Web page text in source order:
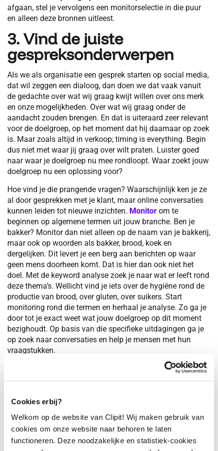
Cookies erbij?
Welkom op de website van Clipit! Wij maken gebruik van
cookies om onze website naar behoren te laten
functioneren. Deze noodzakelijke en statistiek-cookies
afgaan, stel je vervolgens een monitorselectie in die puur
en alleen deze bronnen uitleest.
3. Vind de juiste
gespreksonderwerpen
Als we als organisatie een gesprek starten op social media,
dat wil zeggen een dialoog, dan doen we dat vaak vanuit
de gedachte over wat wij graag kwijt willen over ons merk
en onze mogelijkheden. Over wat wij graag onder de
aandacht zouden brengen. En dat is uiteraard zeer relevant
voor de doelgroep, op het moment dat hij daarnaar op zoek
is. Maar zoals altijd in verkoop; timing is everything. Begin
dus niet met waar jij graag over wilt praten. Luister goed
naar waar je doelgroep nu mee rondloopt. Waar zoekt jouw
doelgroep nu een oplossing voor?
Hoe vind je die prangende vragen? Waarschijnlijk ken je ze
al door gesprekken met je klant, maar online conversaties
kunnen leiden tot nieuwe inzichten. Monitor om te
beginnen op algemene termen uit jouw branche. Ben je
bakker? Monitor dan niet alleen op de naam van je bakkerij,
maar ook op woorden als bakker, brood, koek en
dergelijken. Dit levert je een berg aan berichten op waar
geen mens doorheen komt. Dat is hier dan ook niet het
doel. Met de keyword analyse zoek je naar wat er leeft rond
deze thema’s. Wellicht vind je iets over de hygiëne rond de
productie van brood, over gluten, over suikers. Start
monitoring rond die termen en herhaal je analyse. Zo ga je
door tot je exact weet wat jouw doelgroep op dit moment
bezighoudt. Op basis van die specifieke uitdagingen ga je
op zoek naar conversaties en help je mensen met hun
vraagstukken.
4. Vind de juiste trends
expert in jouw branche op de hoogte te zijn van de laatste
ontwikkelingen en trends. Dat heeft te maken met actuele
vraagstukken binnen je doelgroep, maar ook met
technologische mogelijkheden en maatschappelijke
ontwikkelingen. We willen vooruit. Trendwatchers zijn,